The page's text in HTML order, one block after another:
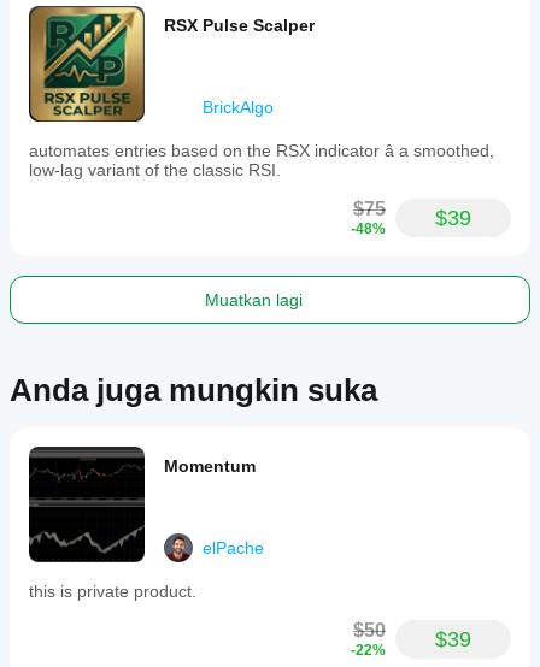
RSX Pulse Scalper
BrickAlgo
automates entries based on the RSX indicator â a smoothed,
low-lag variant of the classic RSI.
$75
-48% $39
Muatkan lagi
Anda juga mungkin suka
Momentum
elPache
this is private product.
$50
-22% $39